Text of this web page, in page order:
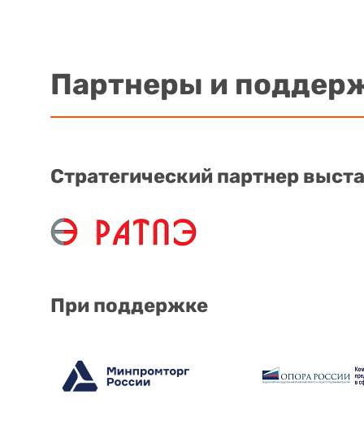
Партнеры и
Стратегический партнер
При поддержке